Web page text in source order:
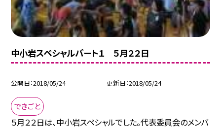
中小岩スペシャルパート１ ５月２２日
公開日 2018/05/24 更新日 2018/05/24
できごと
５月２２日は、中小岩スペシャルでした。代表委員会のメンバ